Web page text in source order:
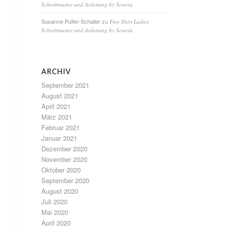
Schnittmuster und Anleitung by Sewera
Susanne Pulfer-Schallerzu Free Shirt Ladies
Schnittmuster und Anleitung by Sewera
ARCHIV
September 2021
August 2021
April 2021
März 2021
Februar 2021
Januar 2021
Dezember 2020
November 2020
Oktober 2020
September 2020
August 2020
Juli 2020
Mai 2020
April 2020